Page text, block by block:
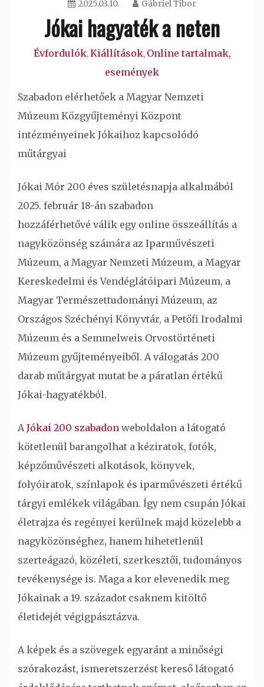
2025.03.10. Gábriel Tibor
Jókai hagyaték a neten
Évfordulók,Kiállítások, Online tartalmak,
események
Szabadon elérhetőek a Magyar Nemzeti
Múzeum Közgyűjteményi Központ
intézményeinek Jókaihoz kapcsolódó
műtárgyai
Jókai Mór 200 éves születésnapja alkalmából
2025. február 18-án szabadon
hozzáférhetővé válik egy online összeállítás a
nagyközönség számára az Iparművészeti
Múzeum, a Magyar Nemzeti Múzeum, a Magyar
Kereskedelmi és Vendéglátóipari Múzeum, a
Magyar Természettudományi Múzeum, az
Országos Széchényi Könyvtár, a Petőfi Irodalmi
Múzeum és a Semmelweis Orvostörténeti
Múzeum gyűjteményeiből. A válogatás 200
darab műtárgyat mutat be a páratlan értékű
Jókai-hagyatékból.
A Jókai 200 szabadon weboldalon a látogató
kötetlenül barangolhat a kéziratok, fotók,
képzőművészeti alkotások, könyvek,
folyóiratok, színlapok és iparművészeti értékű
tárgyi emlékek világában. Így nem csupán Jókai
életrajza és regényei kerülnek majd közelebb a
nagyközönséghez, hanem hihetetlenül
szerteágazó, közéleti, szerkesztői, tudományos
tevékenysége is. Maga a kor elevenedik meg
Jókainak a 19. századot csaknem kitöltő
életidejét végigpásztázva.
A képek és a szövegek egyaránt a minőségi
szórakozást, ismeretszerzést kereső látogató